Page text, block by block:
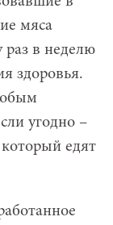
мяса
раз в неделю
здоровья.
угодно –
который едят